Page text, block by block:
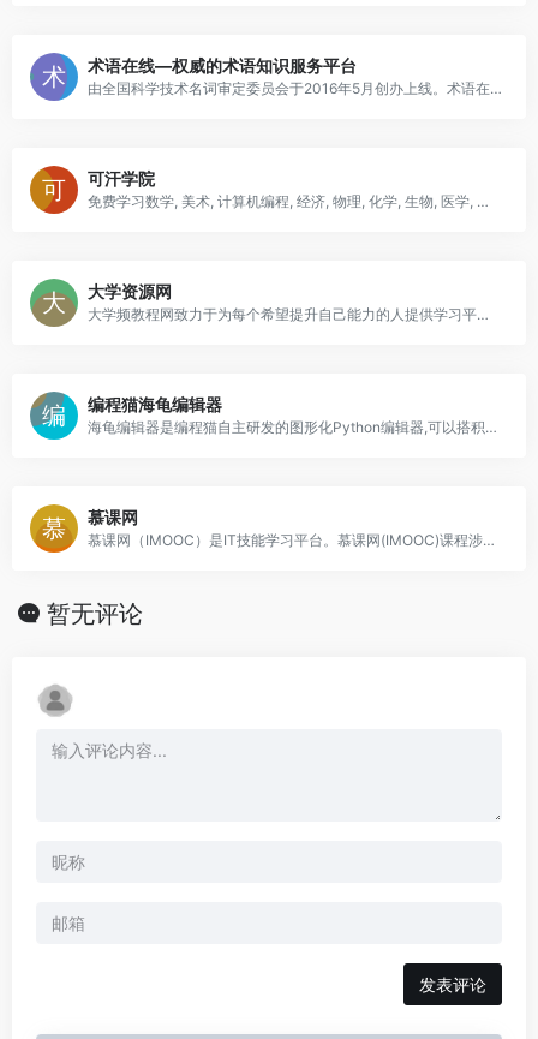
术语在线—权威的术语知识服务平台
由全国科学技术名词审定委员会于2016年5月创办上线。术语在线以建立规范术语的“数据中心”“应用中心”和“服务中心”为目标
可汗学院
免费学习数学, 美术, 计算机编程, 经济, 物理, 化学, 生物, 医学, 金融, 历史等学科. 可汗学院是一个旨在为任何地方、任何人提供免费的、世界一流教育的非营利组织
大学资源网
大学频教程网致力于为每个希望提升自己能力的人提供学习平台，通过这个平台每个人都有平等提高自己能力的机会，主要学习资源有：大学、中学、小学、管理课程、销售培训、资格考试、百家讲坛、职业技能培训等视频教程
编程猫海龟编辑器
海龟编辑器是编程猫自主研发的图形化Python编辑器,可以搭积木,学Python。
慕课网
慕课网（IMOOC）是IT技能学习平台。慕课网(IMOOC)课程涉及JAVA、前端、Python、大数据等60类主流技术语言，覆盖了面试就业、职业成长、自我提升等需求场景，帮助用户实现从技能提升到岗位提升的能力闭环
暂无评论
发表评论